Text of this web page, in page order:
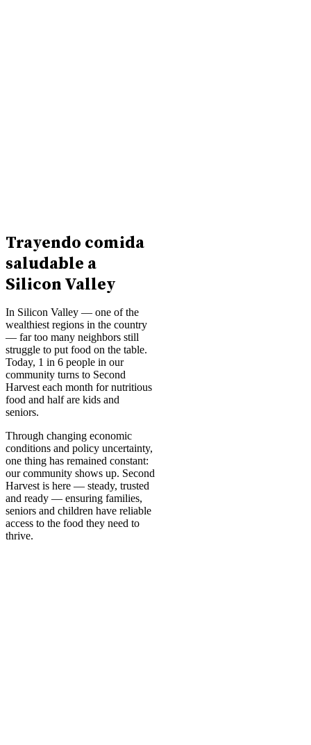
Trayendo comida
saludable a
Silicon Valley
In Silicon Valley — one of the
wealthiest regions in the country
— far too many neighbors still
struggle to put food on the table.
Today, 1 in 6 people in our
community turns to Second
Harvest each month for nutritious
food and half are kids and
seniors.
Through changing economic
conditions and policy uncertainty,
one thing has remained constant:
our community shows up. Second
Harvest is here — steady, trusted
and ready — ensuring families,
seniors and children have reliable
access to the food they need to
thrive.